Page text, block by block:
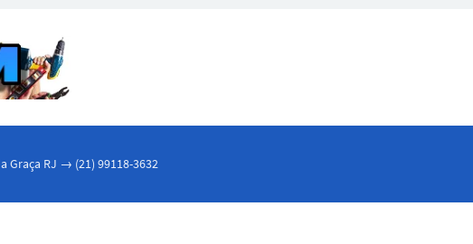
Graça RJ → (21) 99118-3632